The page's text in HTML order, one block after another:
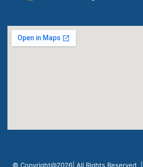
© Copyright@2026| All Rights Reserved |